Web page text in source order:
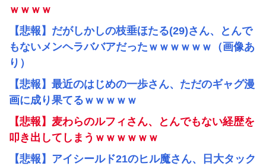
ｗｗｗｗ
【悲報】だがしかしの枝垂ほたる(29)さん、とんで
もないメンヘラババアだったｗｗｗｗｗｗ（画像あ
り）
【悲報】最近のはじめの一歩さん、ただのギャグ漫
画に成り果てるｗｗｗｗｗ
【悲報】麦わらのルフィさん、とんでもない経歴を
叩き出してしまうｗｗｗｗｗｗ
【悲報】アイシールド21のヒル魔さん、日大タック